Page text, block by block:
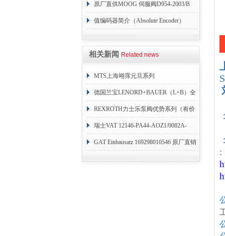
004
原厂直供MOOG 伺服阀D954-2003/B
值编码器简介（Absolute Encoder）
相关新闻 Related news
MTS上海翊霈元旦系列
RHM3050MR081A01
德国兰宝LENORD+BAUER（L+B）全
系列编码器
REXROTH力士乐泵阀优势系列（有价
目表）
瑞士VAT 12146-PA44-AOZ1/0082A-
1173938
GAT Einbausatz 169298010546 原厂直销
: